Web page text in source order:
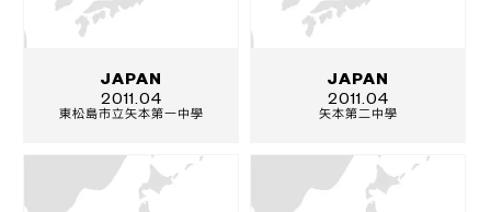
JAPAN
2011.04
東松島市立矢本第一中學
JAPAN
2011.04
矢本第二中學